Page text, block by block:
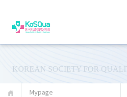
KOREAN SOCIETY FOR
Mypage